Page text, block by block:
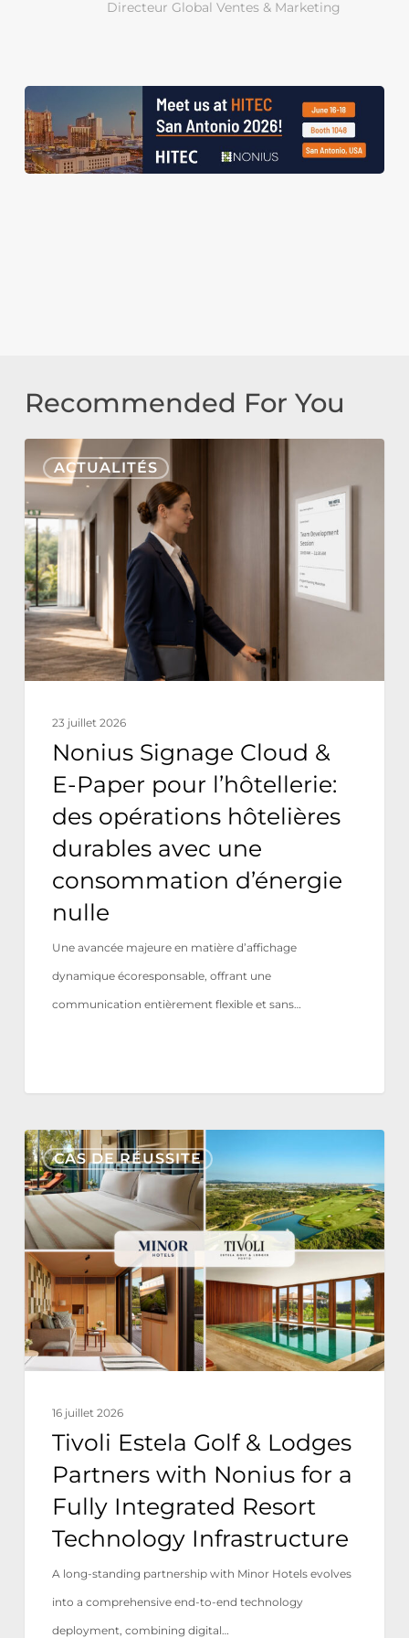
Directeur Global Ventes & Marketing
Recommended For You
ACTUALITÉS
Nonius
Signage
Cloud
&
E-
Paper
pour
l’hôtellerie:
des
hôtelières
durables
avec
consommation
d’énergie
nulle
23 juillet 2026
Nonius Signage Cloud &
E-Paper pour l’hôtellerie:
des opérations hôtelières
durables avec une
consommation d’énergie
nulle
Une avancée majeure en matière d’affichage
dynamique écoresponsable, offrant une
communication entièrement flexible et sans…
CAS DE RÉUSSITE
Tivoli
Estela
Golf
&
Lodges
Partners
with
Nonius
for
Integrated
Resort
Technology
Infrastructure
16 juillet 2026
Tivoli Estela Golf & Lodges
Partners with Nonius for a
Fully Integrated Resort
Technology Infrastructure
A long-standing partnership with Minor Hotels evolves
into a comprehensive end-to-end technology
deployment, combining digital…